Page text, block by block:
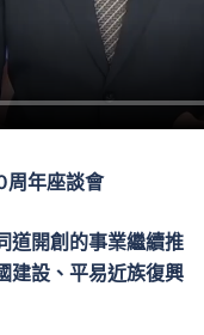
周年座談會
道開創的事業繼續推
建設、平易近族復興